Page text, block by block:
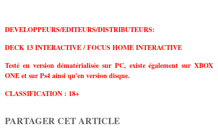
DEVELOPPEURS/EDITEURS/DISTRIBUTEURS:
DECK 13 INTERACTIVE / FOCUS HOME INTERACTIVE
Testé en version dématérialisée sur PC, existe également sur XBOX
ONE et sur Ps4 ainsi qu'en version disque.
CLASSIFICATION : 18+
PARTAGER CET ARTICLE